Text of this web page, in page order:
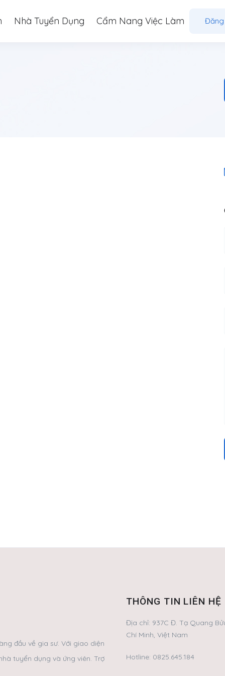
Nhà Tuyển Dụng Cẩm Nang Việc Làm Đăng
đầu về gia sư. Với giao diện
tuyển dụng và ứng viên. Trợ
THÔNG TIN LIÊN HỆ
Địa chỉ: 937C Đ. Tạ Quang
Chí Minh, Việt Nam
Hotline: 0825.645.184